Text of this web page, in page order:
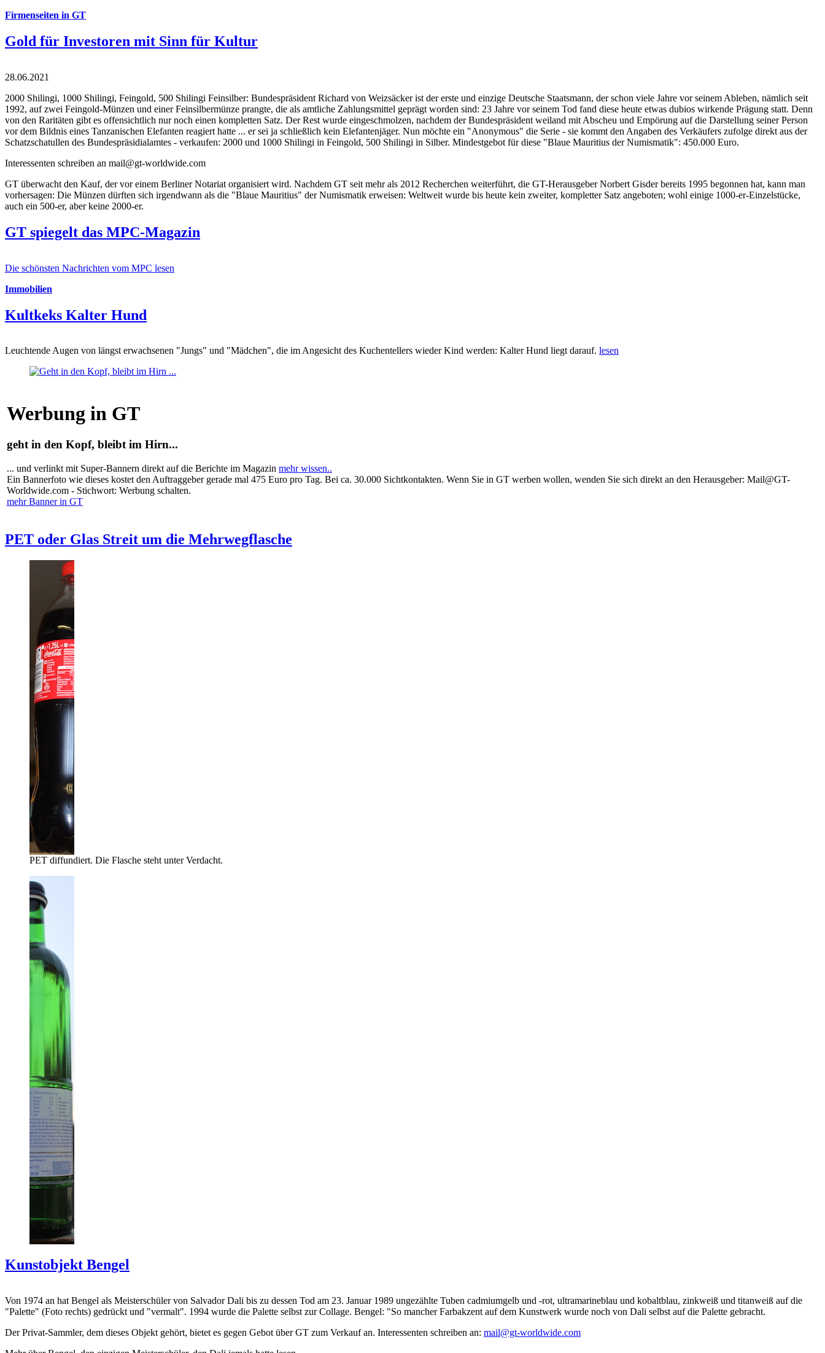
Firmenseiten in GT
Gold für Investoren mit Sinn für Kultur
28.06.2021
2000 Shilingi, 1000 Shilingi, Feingold, 500 Shilingi Feinsilber: Bundespräsident Richard von Weizsäcker ist der erste und einzige Deutsche Staatsmann, der schon viele Jahre vor seinem Ableben, nämlich seit
1992, auf zwei Feingold-Münzen und einer Feinsilbermünze prangte, die als amtliche Zahlungsmittel geprägt worden sind: 23 Jahre vor seinem Tod fand diese heute etwas dubios wirkende Prägung statt. Denn
von den Raritäten gibt es offensichtlich nur noch einen kompletten Satz. Der Rest wurde eingeschmolzen, nachdem der Bundespräsident weiland mit Abscheu und Empörung auf die Darstellung seiner Person
vor dem Bildnis eines Tanzanischen Elefanten reagiert hatte ... er sei ja schließlich kein Elefantenjäger. Nun möchte ein "Anonymous" die Serie - sie kommt den Angaben des Verkäufers zufolge direkt aus der
Schatzschatullen des Bundespräsidialamtes - verkaufen: 2000 und 1000 Shilingi in Feingold, 500 Shilingi in Silber. Mindestgebot für diese "Blaue Mauritius der Numismatik": 450.000 Euro.
Interessenten schreiben an mail@gt-worldwide.com
GT überwacht den Kauf, der vor einem Berliner Notariat organisiert wird. Nachdem GT seit mehr als 2012 Recherchen weiterführt, die GT-Herausgeber Norbert Gisder bereits 1995 begonnen hat, kann man
vorhersagen: Die Münzen dürften sich irgendwann als die "Blaue Mauritius" der Numismatik erweisen: Weltweit wurde bis heute kein zweiter, kompletter Satz angeboten; wohl einige 1000-er-Einzelstücke,
auch ein 500-er, aber keine 2000-er.
GT spiegelt das MPC-Magazin
Die schönsten Nachrichten vom MPC lesen
Immobilien
Kultkeks Kalter Hund
Leuchtende Augen von längst erwachsenen "Jungs" und "Mädchen", die im Angesicht des Kuchentellers wieder Kind werden: Kalter Hund liegt darauf. lesen
Werbung in GT
geht in den Kopf, bleibt im Hirn...
... und verlinkt mit Super-Bannern direkt auf die Berichte im Magazin mehr wissen..
Ein Bannerfoto wie dieses kostet den Auftraggeber gerade mal 475 Euro pro Tag. Bei ca. 30.000 Sichtkontakten. Wenn Sie in GT werben wollen, wenden Sie sich direkt an den Herausgeber: Mail@GT-
Worldwide.com - Stichwort: Werbung schalten.
mehr Banner in GT
PET oder Glas Streit um die Mehrwegflasche
PET diffundiert. Die Flasche steht unter Verdacht.
Kunstobjekt Bengel
Von 1974 an hat Bengel als Meisterschüler von Salvador Dali bis zu dessen Tod am 23. Januar 1989 ungezählte Tuben cadmiumgelb und -rot, ultramarineblau und kobaltblau, zinkweiß und titanweiß auf die
"Palette" (Foto rechts) gedrückt und "vermalt". 1994 wurde die Palette selbst zur Collage. Bengel: "So mancher Farbakzent auf dem Kunstwerk wurde noch von Dali selbst auf die Palette gebracht.
Der Privat-Sammler, dem dieses Objekt gehört, bietet es gegen Gebot über GT zum Verkauf an. Interessenten schreiben an: mail@gt-worldwide.com